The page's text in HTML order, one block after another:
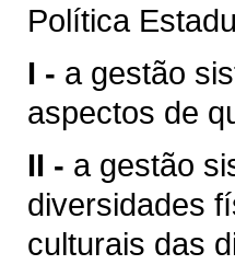
Política
I - a gestão
aspectos de
II - a gestão
diversidades
culturais das